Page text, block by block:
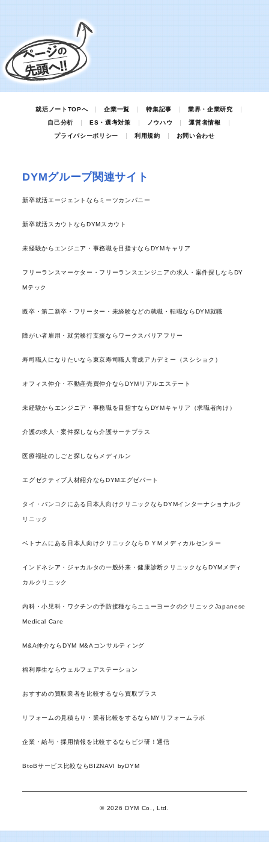
就活ノートTOPへ 企業一覧 特集記事
業界・企業研究
自己分析
ES・選考対策 ノウハウ
運営者情報
プライバシーポリシー
利用規約 お問い合わせ
DYMグループ関連サイト
新卒就活エージェントならミーツカンパニー
新卒就活スカウトならDYMスカウト
未経験からエンジニア・事務職を目指すならDYMキャリア
フリーランスマーケター・フリーランスエンジニアの求人・案件探しならDY
Mテック
既卒・第二新卒・フリーター・未経験などの就職・転職ならDYM就職
障がい者雇用・就労移行支援ならワークスバリアフリー
寿司職人になりたいなら東京寿司職人育成アカデミー（スシショク）
オフィス仲介・不動産売買仲介ならDYMリアルエステート
未経験からエンジニア・事務職を目指すならDYMキャリア（求職者向け）
介護の求人・案件探しなら介護サーチプラス
医療福祉のしごと探しならメディルン
エグゼクティブ人材紹介ならDYMエグゼパート
タイ・バンコクにある日本人向けクリニックならDYMインターナショナルク
リニック
ベトナムにある日本人向けクリニックならＤＹＭメディカルセンター
インドネシア・ジャカルタの一般外来・健康診断クリニックならDYMメディ
カルクリニック
内科・小児科・ワクチンの予防接種ならニューヨークのクリニックJapanese
Medical Care
M&A仲介ならDYM M&Aコンサルティング
福利厚生ならウェルフェアステーション
おすすめの買取業者を比較するなら買取プラス
リフォームの見積もり・業者比較をするならMYリフォームラボ
企業・給与・採用情報を比較するならビジ研！通信
BtoBサービス比較ならBIZNAVI byDYM
© 2026 DYM Co., Ltd.